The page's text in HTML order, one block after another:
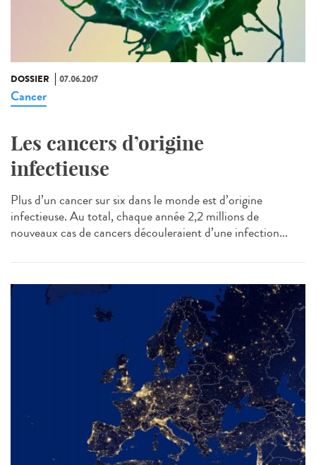
DOSSIER 07.06.2017
Cancer
Les cancers d’origine
infectieuse
Plus d’un cancer sur six dans le monde est d’origine
infectieuse. Au total, chaque année 2,2 millions de
nouveaux cas de cancers découleraient d’une infection...